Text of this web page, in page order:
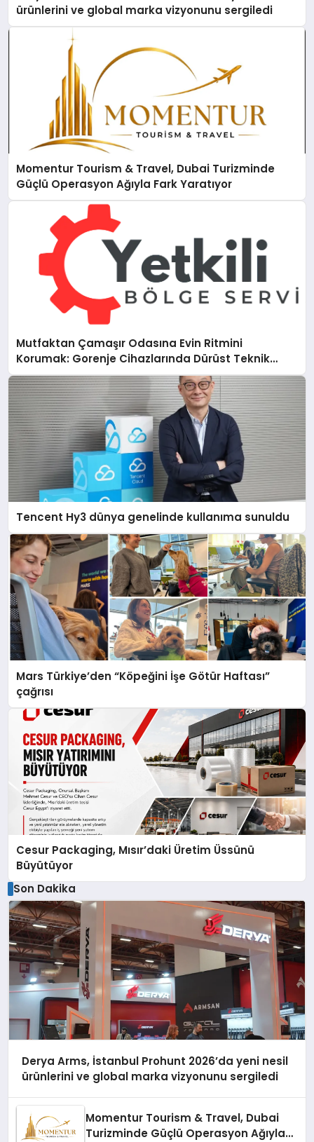
ürünlerini ve global marka vizyonunu sergiledi
Momentur Tourism & Travel, Dubai Turizminde
Güçlü Operasyon Ağıyla Fark Yaratıyor
Mutfaktan Çamaşır Odasına Evin Ritmini
Korumak: Gorenje Cihazlarında Dürüst Teknik
Destek Deneyimi
Tencent Hy3 dünya genelinde kullanıma sunuldu
Mars Türkiye’den “Köpeğini İşe Götür Haftası”
çağrısı
Cesur Packaging, Mısır’daki Üretim Üssünü
Büyütüyor
Son Dakika
Derya Arms, İstanbul Prohunt 2026’da yeni nesil
ürünlerini ve global marka vizyonunu sergiledi
Momentur Tourism & Travel, Dubai
Turizminde Güçlü Operasyon Ağıyla